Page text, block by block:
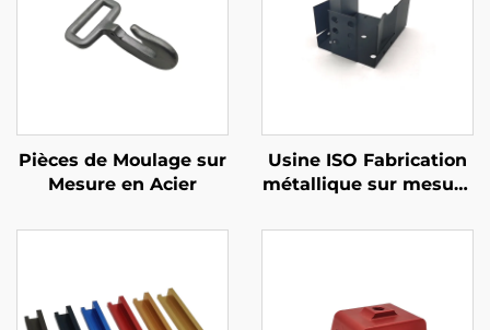
Pièces de Moulage sur
Mesure en Acier
Usine ISO Fabrication
métallique sur mesure
métal